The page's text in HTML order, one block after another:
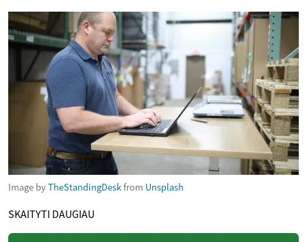
Image byTheStandingDeskfrom Unsplash
SKAITYTI DAUGIAU